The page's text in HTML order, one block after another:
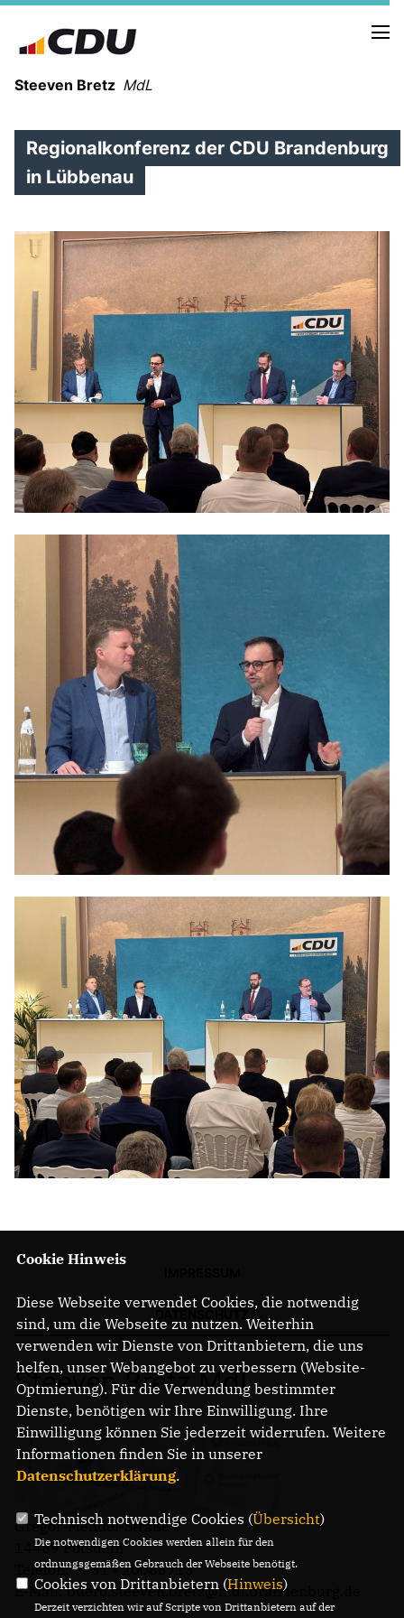
Steeven Bretz MdL
WAHLKREISBESUCHE
PRESSEFOTOS
MEIN BÜRGERBÜRO
MEIN WAHLKREIS
ZIELE
Redebeiträge
Anträge CDU
Kleine Anfragen
CDU Deutschland
CDU Brandenburg
CDU Potsdam
Regionalkonferenz der CDU Brandenburg
in Lübbenau
Steeven Bretz MdL
Gregor-Mendel-Straße 3
14469 Potsdam
Telefon: 0331 - 20085713
E-Mail: buero.steeven.bretz@mdl.brandenburg.de
Cookie Hinweis
Diese Webseite verwendet Cookies, die notwendig
sind, um die Webseite zu nutzen. Weiterhin
verwenden wir Dienste von Drittanbietern, die uns
helfen, unser Webangebot zu verbessern (Website-
Optmierung). Für die Verwendung bestimmter
Dienste, benötigen wir Ihre Einwilligung. Ihre
Einwilligung können Sie jederzeit widerrufen. Weitere
Informationen finden Sie in unserer
Datenschutzerklärung.
Technisch notwendige Cookies (Übersicht)
Die notwendigen Cookies werden allein für den
ordnungsgemäßen Gebrauch der Webseite benötigt.
Cookies von Drittanbietern (Hinweis)
Derzeit verzichten wir auf Scripte von Drittanbietern auf der